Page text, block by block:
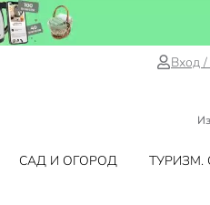
Вход /
САД И ОГОРОД ТУРИЗМ.